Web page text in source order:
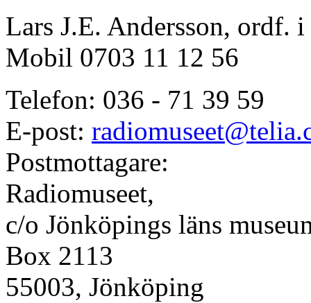
Lars J.E. Andersson, ordf.
Mobil 0703 11 12 56
Telefon: 036 - 71 39 59
E-post:
Postmottagare:
Radiomuseet,
c/o Jönköpings läns
Box 2113
55003, Jönköping